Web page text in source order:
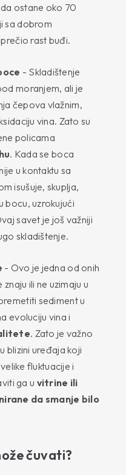
ostane oko 70
sa dobrom
rast buđi.
- Skladištenje
moranjem, ali je
čepova vlažnim,
vina. Zato su
policama
. Kada se boca
u kontaktu sa
isušuje, skuplja,
bocu, uzrokujući
savet je još važniji
skladištenje.
- Ovo je jedna od onih
ili ne uzimaju u
sediment u
evoluciju vina i
. Zato je važno
blizini uređaja koji
fluktuacije i
ga u vitrine ili
da smanje bilo
čuvati?